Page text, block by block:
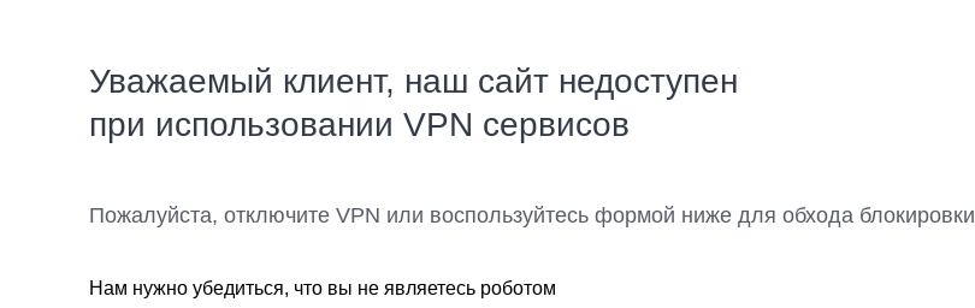
Уважаемый клиент, наш сайт недоступен
при использовании VPN сервисов
Пожалуйста, отключите VPN или воспользуйтесь формой ниже для обхода блокировки
Нам нужно убедиться, что вы не являетесь роботом